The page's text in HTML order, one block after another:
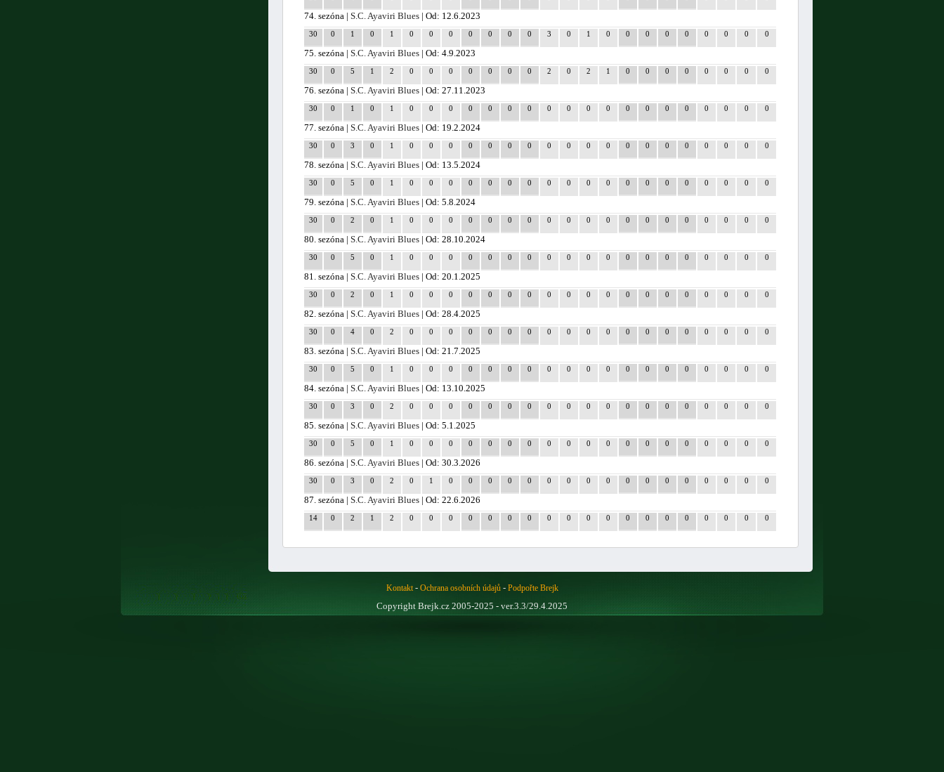
74. sezóna |S.C. Ayaviri Blues | Od: 12.6.2023
30 0 1 0 1 0 0 0 0 0 0 0 3 0 1 0 0 0 0 0 0 0 0 0
75. sezóna |S.C. Ayaviri Blues | Od: 4.9.2023
30 0 5 1 2 0 0 0 0 0 0 0 2 0 2 1 0 0 0 0 0 0 0 0
76. sezóna |S.C. Ayaviri Blues | Od: 27.11.2023
30 0 1 0 1 0 0 0 0 0 0 0 0 0 0 0 0 0 0 0 0 0 0 0
77. sezóna |S.C. Ayaviri Blues | Od: 19.2.2024
30 0 3 0 1 0 0 0 0 0 0 0 0 0 0 0 0 0 0 0 0 0 0 0
78. sezóna |S.C. Ayaviri Blues | Od: 13.5.2024
30 0 5 0 1 0 0 0 0 0 0 0 0 0 0 0 0 0 0 0 0 0 0 0
79. sezóna |S.C. Ayaviri Blues | Od: 5.8.2024
30 0 2 0 1 0 0 0 0 0 0 0 0 0 0 0 0 0 0 0 0 0 0 0
80. sezóna |S.C. Ayaviri Blues | Od: 28.10.2024
30 0 5 0 1 0 0 0 0 0 0 0 0 0 0 0 0 0 0 0 0 0 0 0
81. sezóna |S.C. Ayaviri Blues | Od: 20.1.2025
30 0 2 0 1 0 0 0 0 0 0 0 0 0 0 0 0 0 0 0 0 0 0 0
82. sezóna |S.C. Ayaviri Blues | Od: 28.4.2025
30 0 4 0 2 0 0 0 0 0 0 0 0 0 0 0 0 0 0 0 0 0 0 0
83. sezóna |S.C. Ayaviri Blues | Od: 21.7.2025
30 0 5 0 1 0 0 0 0 0 0 0 0 0 0 0 0 0 0 0 0 0 0 0
84. sezóna |S.C. Ayaviri Blues | Od: 13.10.2025
30 0 3 0 2 0 0 0 0 0 0 0 0 0 0 0 0 0 0 0 0 0 0 0
85. sezóna |S.C. Ayaviri Blues | Od: 5.1.2025
30 0 5 0 1 0 0 0 0 0 0 0 0 0 0 0 0 0 0 0 0 0 0 0
86. sezóna |S.C. Ayaviri Blues | Od: 30.3.2026
30 0 3 0 2 0 1 0 0 0 0 0 0 0 0 0 0 0 0 0 0 0 0 0
87. sezóna |S.C. Ayaviri Blues | Od: 22.6.2026
14 0 2 1 2 0 0 0 0 0 0 0 0 0 0 0 0 0 0 0 0 0 0 0
Kontakt- Ochrana osobních údajů- Podpořte Brejk
Copyright Brejk.cz 2005-2025 - ver.3.3/29.4.2025